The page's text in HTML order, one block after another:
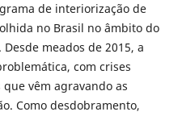
de interiorização de
no Brasil no âmbito do
Desde meados de 2015, a
com crises
vêm agravando as
Como desdobramento,